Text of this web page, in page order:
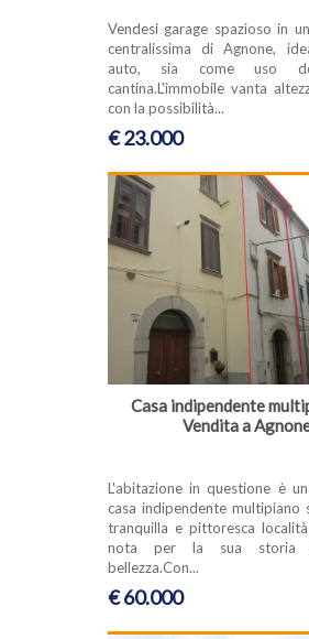
Vendesi garage spazioso in
centralissima di Agnone,
auto, sia come uso
cantina.L'immobile vanta
con la possibilità...
€ 23.000
Casa indipendente
Vendita a
L'abitazione in questione è
casa indipendente multipiano
tranquilla e pittoresca
nota per la sua
bellezza.Con...
€ 60.000